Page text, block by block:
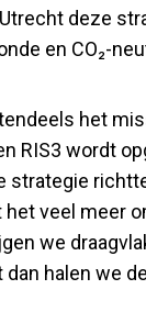
Utrecht deze
en CO₂-
het
RIS3 wordt
strategie
het veel meer
we
dan halen we